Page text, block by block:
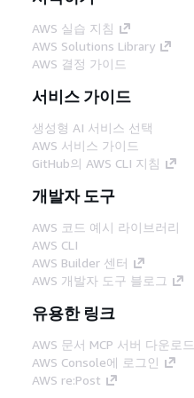
AWS 실습 지침
AWS Solutions Library
AWS 결정 가이드
서비스 가이드
생성형 AI 서비스 선택
AWS 서비스 가이드
GitHub의 AWS CLI 지침
개발자 도구
AWS 코드 예시 라이브러리
AWS CLI
AWS Builder 센터
AWS 개발자 도구 블로그
유용한 링크
AWS 문서 MCP 서버 다운로드
AWS Console에 로그인
AWS re:Post